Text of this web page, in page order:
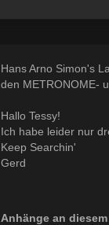
Hans Arno Simon's
den METRONOME-
Hallo Tessy!
Ich habe leider nur
Keep Searchin'
Gerd
Anhänge an